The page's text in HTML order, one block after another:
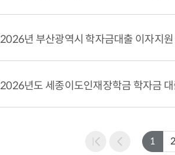
2026년 부산광역시 학자금대출 이자지원
2026년도 세종이도인재장학금 학자금
1 2